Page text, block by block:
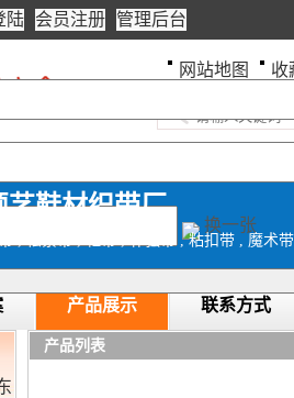
陆 会员注册 管理后台
换一张
网站地图 收
艺鞋材织带厂
带 , 松紧带 , 鞋带 , 补强带 , 粘扣带 , 魔术
产品展示 联系方式
产品列表